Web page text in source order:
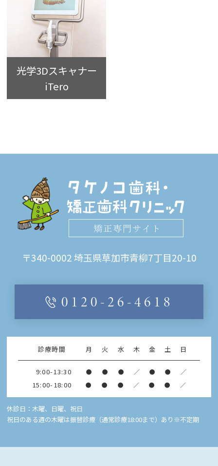
光学3Dスキャナー
iTero
〒340-0002埼玉県草加市青柳7丁目20-10
0120-26-4618
診療時間 月 火 水 木 金 土 日
9:00-13:30 ● ● ● ／ ● ● ／
15:00-18:00 ● ● ● ／ ● ● ／
休診日：木曜、日曜、祝日
祝日のある週の木曜は振替診療（通常診療18:00まで）あり※不定期